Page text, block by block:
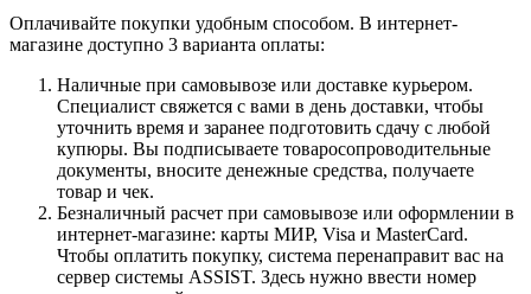
Оплачивайте покупки удобным способом. В интернет-
магазине доступно 3 варианта оплаты:
Наличные при самовывозе или доставке курьером.
Специалист свяжется с вами в день доставки, чтобы
уточнить время и заранее подготовить сдачу с любой
купюры. Вы подписываете товаросопроводительные
документы, вносите денежные средства, получаете
товар и чек.
Безналичный расчет при самовывозе или оформлении в
интернет-магазине: карты МИР, Visa и MasterCard.
Чтобы оплатить покупку, система перенаправит вас на
сервер системы ASSIST. Здесь нужно ввести номер